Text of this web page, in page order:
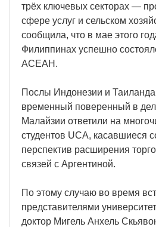
трёх ключевых секторах —
сфере услуг и сельском
сообщила, что в мае этого
Филиппинах успешно
АСЕАН.
Послы Индонезии и
временный поверенный в
Малайзии ответили на
студентов UCA, касавшиеся
перспектив расширения
связей с Аргентиной.
По этому случаю во время
представителями
доктор Мигель Анхель